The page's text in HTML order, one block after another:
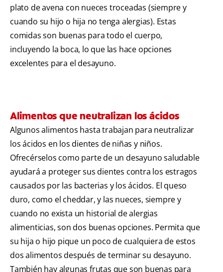
plato de avena con nueces troceadas (siempre y
cuando su hijo o hija no tenga alergias). Estas
comidas son buenas para todo el cuerpo,
incluyendo la boca, lo que las hace opciones
excelentes para el desayuno.
Alimentos que neutralizan los ácidos
Algunos alimentos hasta trabajan para neutralizar
los ácidos en los dientes de niñas y niños.
Ofrecérselos como parte de un desayuno saludable
ayudará a proteger sus dientes contra los estragos
causados por las bacterias y los ácidos. El queso
duro, como el cheddar, y las nueces, siempre y
cuando no exista un historial de alergias
alimenticias, son dos buenas opciones. Permita que
su hija o hijo pique un poco de cualquiera de estos
dos alimentos después de terminar su desayuno.
También hay algunas frutas que son buenas para